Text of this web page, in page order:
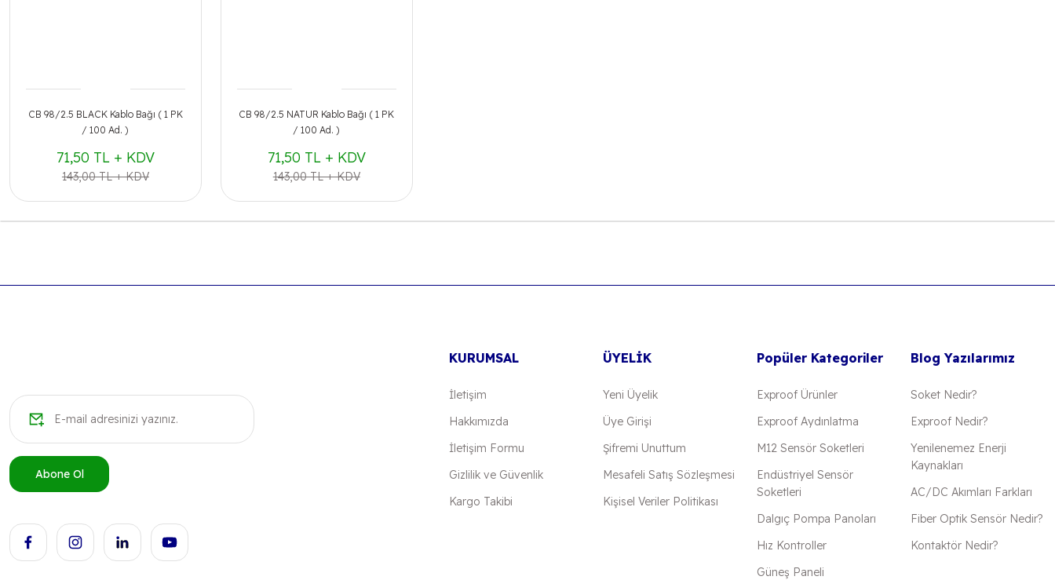
CB 98/2.5 BLACK Kablo Bağı ( 1 PK
/ 100 Ad. )
71,50 TL + KDV
143,00 TL + KDV
CB 98/2.5 NATUR Kablo Bağı ( 1 PK
/ 100 Ad. )
71,50 TL + KDV
143,00 TL + KDV
Abone Ol
KURUMSAL
İletişim
Hakkımızda
İletişim Formu
Gizlilik ve Güvenlik
Kargo Takibi
ÜYELİK
Yeni Üyelik
Üye Girişi
Şifremi Unuttum
Mesafeli Satış Sözleşmesi
Kişisel Veriler Politikası
Popüler Kategoriler
Exproof Ürünler
Exproof Aydınlatma
M12 Sensör Soketleri
Endüstriyel Sensör
Soketleri
Dalgıç Pompa Panoları
Hız Kontroller
Güneş Paneli
Blog Yazılarımız
Soket Nedir?
Exproof Nedir?
Yenilenemez Enerji
Kaynakları
AC/DC Akımları Farkları
Fiber Optik Sensör Nedir?
Kontaktör Nedir?